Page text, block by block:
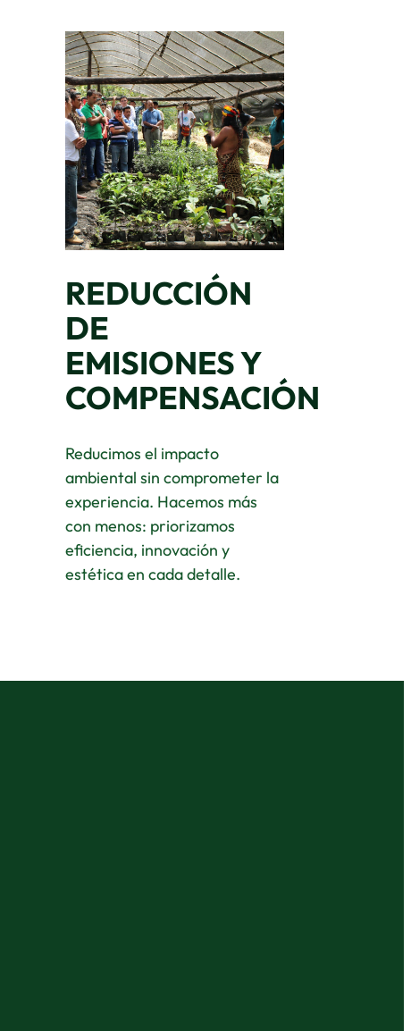
REDUCCIÓN
DE
EMISIONES Y
COMPENSACIÓN
Reducimos el impacto
ambiental sin comprometer la
experiencia. Hacemos más
con menos: priorizamos
eficiencia, innovación y
estética en cada detalle.